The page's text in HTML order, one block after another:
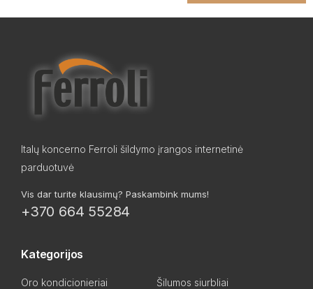
Italų koncerno Ferroli šildymo įrangos internetinė
parduotuvė
Vis dar turite klausimų? Paskambink mums!
+370 664 55284
Kategorijos
Oro kondicionieriai
Šilumos siurbliai